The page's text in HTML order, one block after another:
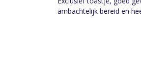
ambachtelijk bereid en